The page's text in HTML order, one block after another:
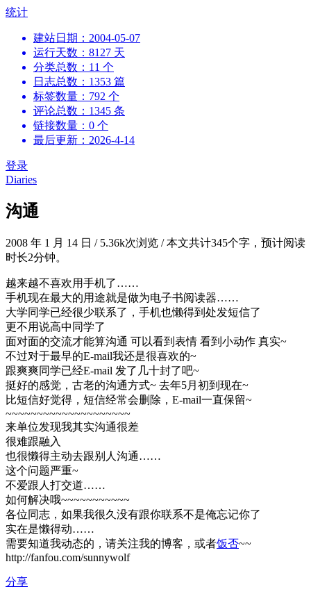
跳
统计
建站日期：2004-05-07
运行天数：8127 天
分类总数：11 个
日志总数：1353 篇
标签数量：792 个
评论总数：1345 条
链接数量：0 个
最后更新：2026-4-14
登录
Diaries
沟通
2008 年 1 月 14 日 /5.36k次浏览 /本文共计345个字，预计阅读
时长2分钟。
越来越不喜欢用手机了……
手机现在最大的用途就是做为电子书阅读器……
大学同学已经很少联系了，手机也懒得到处发短信了
更不用说高中同学了
面对面的交流才能算沟通 可以看到表情 看到小动作 真实~
不过对于最早的E-mail我还是很喜欢的~
跟爽爽同学已经E-mail 发了几十封了吧~
挺好的感觉，古老的沟通方式~ 去年5月初到现在~
比短信好觉得，短信经常会删除，E-mail一直保留~
~~~~~~~~~~~~~~~~~~~~
来单位发现我其实沟通很差
很难跟融入
也很懒得主动去跟别人沟通……
这个问题严重~
不爱跟人打交道……
如何解决哦~~~~~~~~~~~
各位同志，如果我很久没有跟你联系不是俺忘记你了
实在是懒得动……
需要知道我动态的，请关注我的博客，或者饭否~~
http://fanfou.com/sunnywolf
分享